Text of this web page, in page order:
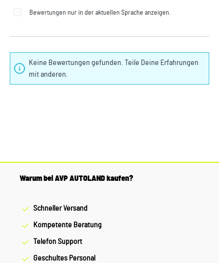
Bewertungen nur in der aktuellen Sprache anzeigen.
Keine Bewertungen gefunden. Teile Deine Erfahrungen
mit anderen.
Warum bei AVP AUTOLAND kaufen?
Schneller Versand
Kompetente Beratung
Telefon Support
Geschultes Personal